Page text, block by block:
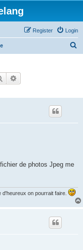
Login
Register
Search
de photos Jpeg me
on pourrait faire.